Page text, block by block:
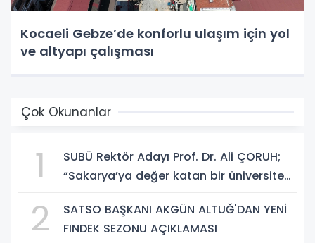
Kocaeli Gebze’de konforlu ulaşım için yol
ve altyapı çalışması
Çok Okunanlar
1
SUBÜ Rektör Adayı Prof. Dr. Ali ÇORUH;
“Sakarya’ya değer katan bir üniversite
2
SATSO BAŞKANI AKGÜN ALTUĞ'DAN YENİ
FINDEK SEZONU AÇIKLAMASI